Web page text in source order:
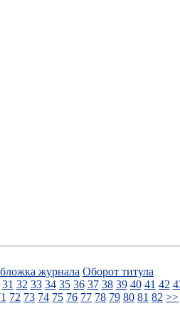
журнала Оборот титула
31 32 33 34 35 36 37 38 39 40 41 42
72 73 74 75 76 77 78 79 80 81 82 >>